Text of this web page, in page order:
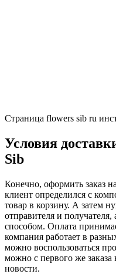
Страница flowers sib ru
Условия
Sib
Конечно, оформить заказ
клиент определился с
товар в корзину. А затем
отправителя и
способом. Оплата
компания работает в
можно воспользоваться
можно с первого же
новости.